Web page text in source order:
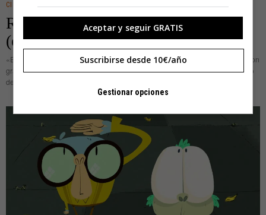
CINE/TV · CREATIVIDAD · DIGITAL
Randy Cano recrea todo con 3D
(exista o no)
«Estudié diseño gráfico. En la escuela de arte descubrí que existían los motion
graphics, pero allí no me enseñaron nada de eso», explica Randy Cano, uno
de los profesionales especializado en grafismos
Aceptar y seguir GRATIS
Suscribirse desde 10€/año
Gestionar opciones